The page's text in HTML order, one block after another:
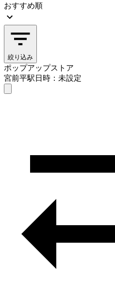
おすすめ順
絞り込み
ポップアップストア
宮前平駅日時：未設定